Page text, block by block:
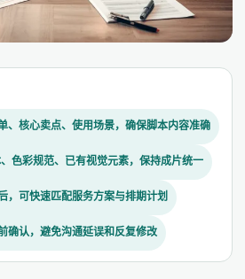
、核心卖点、使用场景，确保脚本内容准确
色彩规范、已有视觉元素，保持成片统一
，可快速匹配服务方案与排期计划
确认，避免沟通延误和反复修改